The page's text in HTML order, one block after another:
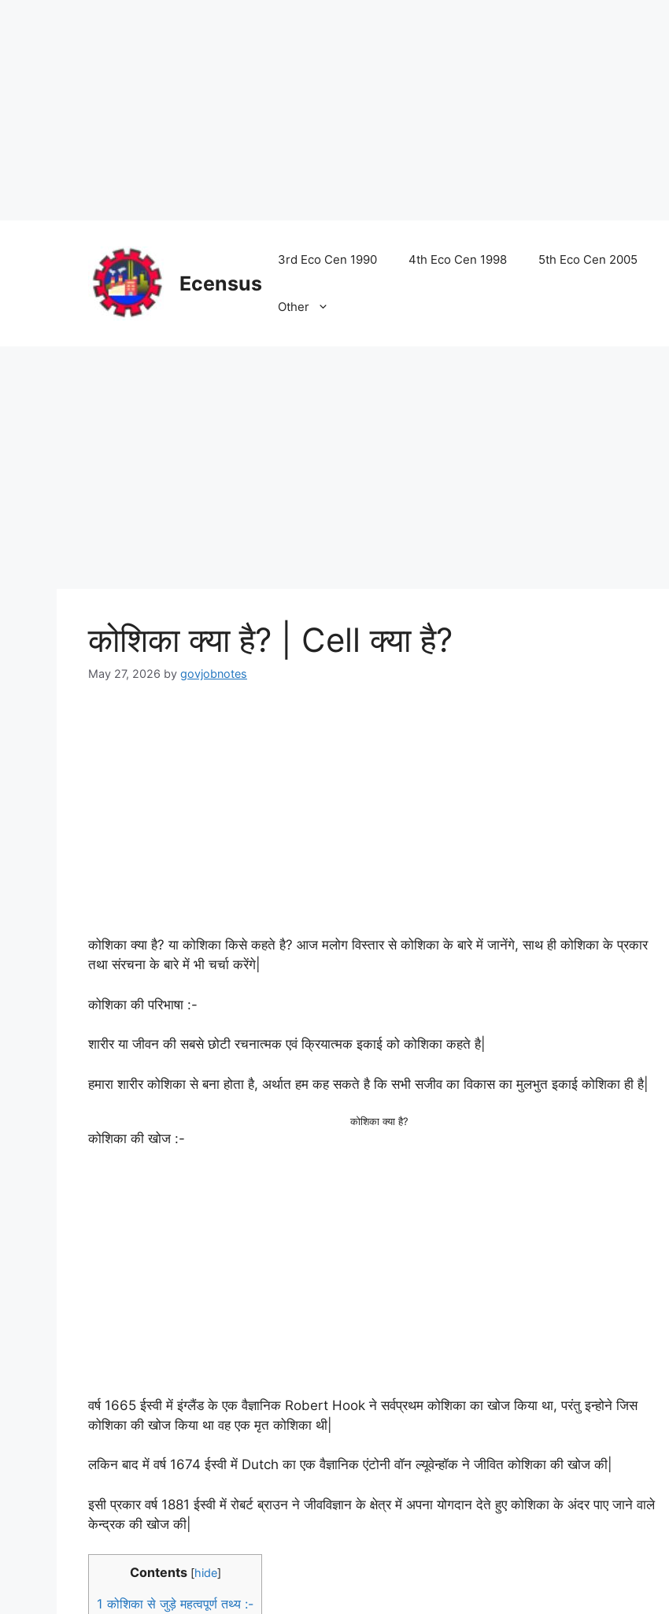
Ecensus
3rd Eco Cen 1990 4th Eco Cen 1998 5th Eco Cen 2005
Other
कोशिका क्या है? | Cell क्या है?
May 27, 2026 by govjobnotes
कोशिका क्या है? या कोशिका किसे कहते है? आज मलोग विस्तार से कोशिका के बारे में जानेंगे, साथ ही कोशिका के प्रकार
तथा संरचना के बारे में भी चर्चा करेंगे|
कोशिका की परिभाषा :-
शारीर या जीवन की सबसे छोटी रचनात्मक एवं क्रियात्मक इकाई को कोशिका कहते है|
हमारा शारीर कोशिका से बना होता है, अर्थात हम कह सकते है कि सभी सजीव का विकास का मुलभुत इकाई कोशिका ही है|
कोशिका क्या है?
कोशिका की खोज :-
वर्ष 1665 ईस्वी में इंग्लैंड के एक वैज्ञानिक Robert Hook ने सर्वप्रथम कोशिका का खोज किया था, परंतु इन्होने जिस
कोशिका की खोज किया था वह एक मृत कोशिका थी|
लकिन बाद में वर्ष 1674 ईस्वी में Dutch का एक वैज्ञानिक एंटोनी वॉन ल्यूवेन्हॉक ने जीवित कोशिका की खोज की|
इसी प्रकार वर्ष 1881 ईस्वी में रोबर्ट ब्राउन ने जीवविज्ञान के क्षेत्र में अपना योगदान देते हुए कोशिका के अंदर पाए जाने वाले
केन्द्रक की खोज की|
Contents [hide]
1 कोशिका से जुड़े महत्वपूर्ण तथ्य :-